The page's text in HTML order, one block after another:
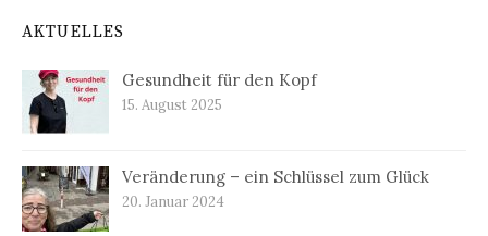
AKTUELLES
Gesundheit für den Kopf
15. August 2025
Veränderung – ein Schlüssel zum Glück
20. Januar 2024